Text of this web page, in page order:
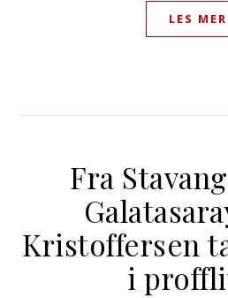
LES MER
Fra
Kristoffersen
i